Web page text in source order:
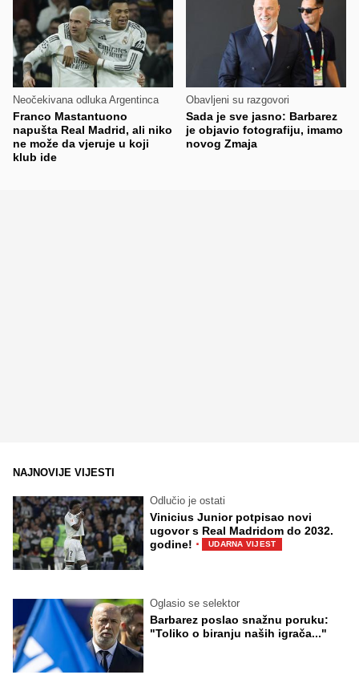
Neočekivana odluka Argentinca
Franco Mastantuono
napušta Real Madrid, ali niko
ne može da vjeruje u koji
klub ide
Obavljeni su razgovori
Sada je sve jasno: Barbarez
je objavio fotografiju, imamo
novog Zmaja
NAJNOVIJE VIJESTI
Odlučio je ostati
Vinicius Junior potpisao novi
ugovor s Real Madridom do 2032.
godine! · UDARNA VIJEST
Oglasio se selektor
Barbarez poslao snažnu poruku:
"Toliko o biranju naših igrača..."